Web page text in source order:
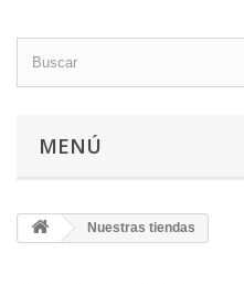
MENÚ
Nuestras tiendas